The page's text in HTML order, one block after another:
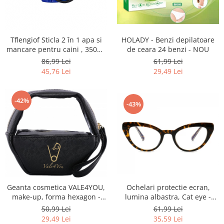
Fiare de calcat si masini de cusut
Fashion
Ceasuri barbatesti
Ceasuri dama
Cutii, curele si accesorii ceasuri
Genti si accesorii barbati
Genti si accesorii femei
Imbracaminte barbati
Imbracaminte femei
Imbracaminte si Incaltaminte copii
Incaltaminte barbati
Incaltaminte femei
Ochelari de soare
Ochelari de vedere
Tflengiof Sticla 2 în 1 apa si
mancare pentru caini , 350ml
apa/ 250ml mancare -
Albastru NOU
86,99 Lei
45,76 Lei
HOLADY - Benzi depilatoare
de ceara 24 benzi - NOU
61,99 Lei
29,49 Lei
-42%
Geanta cosmetica VALE4YOU,
make-up, forma hexagon -
NOU
50,99 Lei
29,49 Lei
-43%
Ochelari protectie ecran,
lumina albastra, Cat eye -
SUNGAIT NOU
61,99 Lei
35,59 Lei